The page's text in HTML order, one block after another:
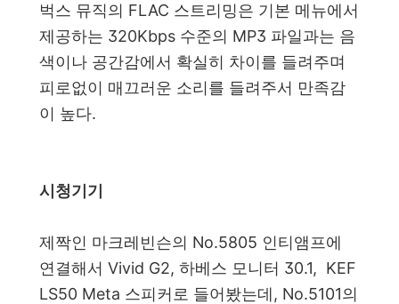
벅스 뮤직의 FLAC 스트리밍은 기본 메뉴에서
제공하는 320Kbps 수준의 MP3 파일과는 음
색이나 공간감에서 확실히 차이를 들려주며
피로없이 매끄러운 소리를 들려주서 만족감
이 높다.
시청기기
제짝인 마크레빈슨의 No.5805 인티앰프에
연결해서 Vivid G2, 하베스 모니터 30.1, KEF
LS50 Meta 스피커로 들어봤는데, No.5101의